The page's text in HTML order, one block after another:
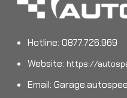
Hotline: 0877.726.969
Website: https://
Email: